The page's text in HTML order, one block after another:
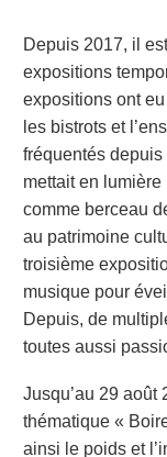
Depuis 2017, il
expositions
expositions ont
les bistrots et
fréquentés
mettait en
comme berceau
au patrimoine
troisième
musique pour
Depuis, de
toutes aussi
Jusqu’au 29 août
thématique «
ainsi le poids et